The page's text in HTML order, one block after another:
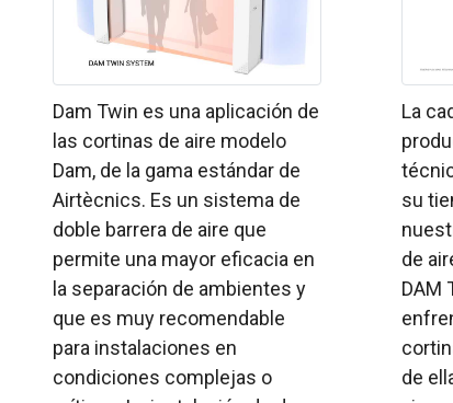
Dam Twin es una aplicación de
las cortinas de aire modelo
Dam, de la gama estándar de
Airtècnics. Es un sistema de
doble barrera de aire que
permite una mayor eficacia en
la separación de ambientes y
que es muy recomendable
para instalaciones en
condiciones complejas o
La
su
de
DAM
de